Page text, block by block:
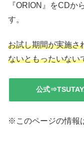
『ORION』をCDか
す。
お試し期間が実施さ
ないともったいない
公式
※このページの情報